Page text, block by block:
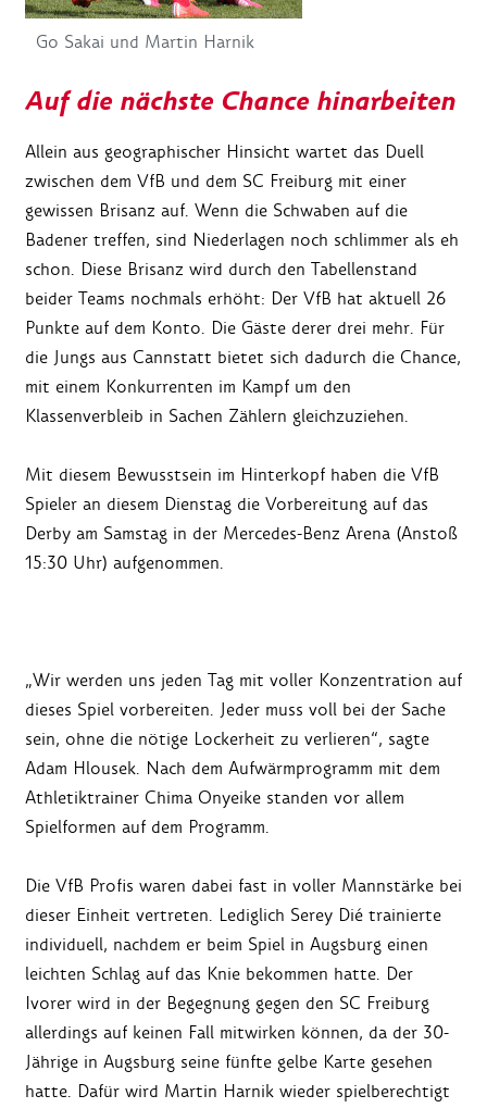
Go Sakai und Martin Harnik
Auf die nächste Chance hinarbeiten
Allein aus geographischer Hinsicht wartet das Duell
zwischen dem VfB und dem SC Freiburg mit einer
gewissen Brisanz auf. Wenn die Schwaben auf die
Badener treffen, sind Niederlagen noch schlimmer als eh
schon. Diese Brisanz wird durch den Tabellenstand
beider Teams nochmals erhöht: Der VfB hat aktuell 26
Punkte auf dem Konto. Die Gäste derer drei mehr. Für
die Jungs aus Cannstatt bietet sich dadurch die Chance,
mit einem Konkurrenten im Kampf um den
Klassenverbleib in Sachen Zählern gleichzuziehen.
Mit diesem Bewusstsein im Hinterkopf haben die VfB
Spieler an diesem Dienstag die Vorbereitung auf das
Derby am Samstag in der Mercedes-Benz Arena (Anstoß
15:30 Uhr) aufgenommen.
„Wir werden uns jeden Tag mit voller Konzentration auf
dieses Spiel vorbereiten. Jeder muss voll bei der Sache
sein, ohne die nötige Lockerheit zu verlieren“, sagte
Adam Hlousek. Nach dem Aufwärmprogramm mit dem
Athletiktrainer Chima Onyeike standen vor allem
Spielformen auf dem Programm.
Die VfB Profis waren dabei fast in voller Mannstärke bei
dieser Einheit vertreten. Lediglich Serey Dié trainierte
individuell, nachdem er beim Spiel in Augsburg einen
leichten Schlag auf das Knie bekommen hatte. Der
Ivorer wird in der Begegnung gegen den SC Freiburg
allerdings auf keinen Fall mitwirken können, da der 30-
Jährige in Augsburg seine fünfte gelbe Karte gesehen
hatte. Dafür wird Martin Harnik wieder spielberechtigt